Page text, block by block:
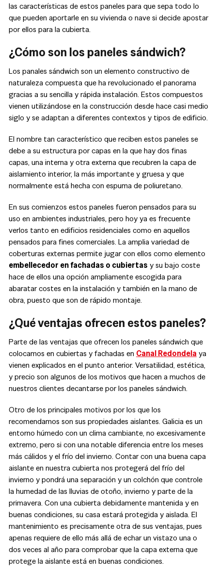
las características de estos paneles para que sepa todo lo
que pueden aportarle en su vivienda o nave si decide apostar
por ellos para la cubierta.
¿Cómo son los paneles sándwich?
Los panales sándwich son un elemento constructivo de
naturaleza compuesta que ha revolucionado el panorama
gracias a su sencilla y rápida instalación. Estos compuestos
vienen utilizándose en la construcción desde hace casi medio
siglo y se adaptan a diferentes contextos y tipos de edificio.
El nombre tan característico que reciben estos paneles se
debe a su estructura por capas en la que hay dos finas
capas, una interna y otra externa que recubren la capa de
aislamiento interior, la más importante y gruesa y que
normalmente está hecha con espuma de poliuretano.
En sus comienzos estos paneles fueron pensados para su
uso en ambientes industriales, pero hoy ya es frecuente
verlos tanto en edificios residenciales como en aquellos
pensados para fines comerciales. La amplia variedad de
coberturas externas permite jugar con ellos como elemento
embellecedor en fachadas o cubiertas y su bajo coste
hace de ellos una opción ampliamente escogida para
abaratar costes en la instalación y también en la mano de
obra, puesto que son de rápido montaje.
¿Qué ventajas ofrecen estos paneles?
Parte de las ventajas que ofrecen los paneles sándwich que
colocamos en cubiertas y fachadas en Canal Redondela ya
vienen explicados en el punto anterior. Versatilidad, estética,
y precio son algunos de los motivos que hacen a muchos de
nuestros clientes decantarse por los paneles sándwich.
Otro de los principales motivos por los que los
recomendamos son sus propiedades aislantes. Galicia es un
entorno húmedo con un clima cambiante, no excesivamente
extremo, pero si con una notable diferencia entre los meses
más cálidos y el frío del invierno. Contar con una buena capa
aislante en nuestra cubierta nos protegerá del frío del
invierno y pondrá una separación y un colchón que controle
la humedad de las lluvias de otoño, invierno y parte de la
primavera. Con una cubierta debidamente mantenida y en
buenas condiciones, su casa estará protegida y aislada. El
mantenimiento es precisamente otra de sus ventajas, pues
apenas requiere de ello más allá de echar un vistazo una o
dos veces al año para comprobar que la capa externa que
protege la aislante está en buenas condiciones.